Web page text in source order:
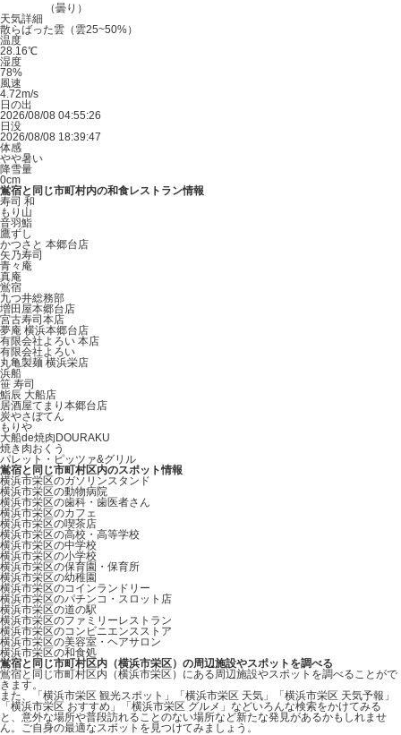
（曇り）
天気詳細
散らばった雲（雲25~50%）
温度
28.16℃
湿度
78%
風速
4.72m/s
日の出
2026/08/08 04:55:26
日没
2026/08/08 18:39:47
体感
やや暑い
降雪量
0cm
鴬宿と同じ市町村内の和食レストラン情報
寿司 和
もり山
音羽鮨
鷹ずし
かつさと 本郷台店
矢乃寿司
青々庵
真庵
鴬宿
九つ井総務部
増田屋本郷台店
宮古寿司本店
夢庵 横浜本郷台店
有限会社よろい 本店
有限会社よろい
丸亀製麺 横浜栄店
浜船
笹 寿司
鮨辰 大船店
居酒屋てまり本郷台店
炭やさぼてん
もりや
大船de焼肉DOURAKU
焼き肉おくう
パレット・ピッツァ&グリル
鴬宿と同じ市町村区内のスポット情報
横浜市栄区のガソリンスタンド
横浜市栄区の動物病院
横浜市栄区の歯科・歯医者さん
横浜市栄区のカフェ
横浜市栄区の喫茶店
横浜市栄区の高校・高等学校
横浜市栄区の中学校
横浜市栄区の小学校
横浜市栄区の保育園・保育所
横浜市栄区の幼稚園
横浜市栄区のコインランドリー
横浜市栄区のパチンコ・スロット店
横浜市栄区の道の駅
横浜市栄区のファミリーレストラン
横浜市栄区のコンビニエンスストア
横浜市栄区の美容室・ヘアサロン
横浜市栄区の和食処
鴬宿と同じ市町村区内（横浜市栄区）の周辺施設やスポットを調べる
鴬宿と同じ市町村区内（横浜市栄区）にある周辺施設やスポットを調べることがで
きます。
また、「横浜市栄区 観光スポット」「横浜市栄区 天気」「横浜市栄区 天気予報」
「横浜市栄区 おすすめ」「横浜市栄区 グルメ」などいろんな検索をかけてみる
と、意外な場所や普段訪れることのない場所など新たな発見があるかもしれませ
ん。ご自身の最適なスポットを見つけてみましょう。